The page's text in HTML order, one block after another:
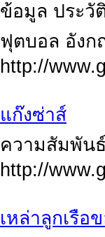
ข้อมูล ประวั
ฟุตบอล อังก
http://
แก๊งซ่าส์
ความสัมพัน
http://
เหล่าลูกเรือ